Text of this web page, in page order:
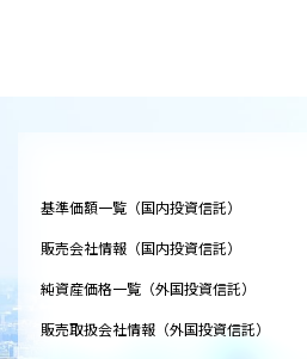
基準価額一覧（国内投資信託）
販売会社情報（国内投資信託）
純資産価格一覧（外国投資信託）
販売取扱会社情報（外国投資信託）